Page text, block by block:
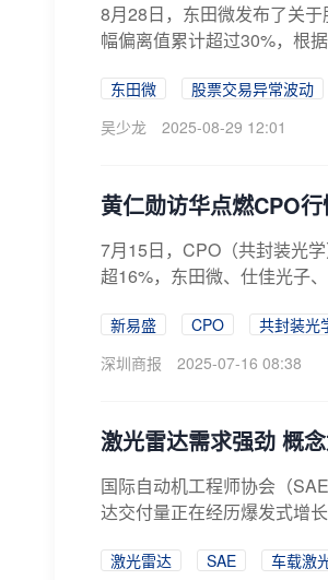
8月28日，东田微发布了关
幅偏离值累计超过30%，根
东田微 股票交易异常波动
吴少龙
2025-08-29 12:01
黄仁勋访华点燃CPO
​7月15日，CPO（共封装光
超16%，东田微、仕佳光子
新易盛 CPO
共封装光
深圳商报
2025-07-16 08:38
激光雷达需求强劲 概
国际自动机工程师协会（
达交付量正在经历爆发式增
激光雷达 SAE 车载激